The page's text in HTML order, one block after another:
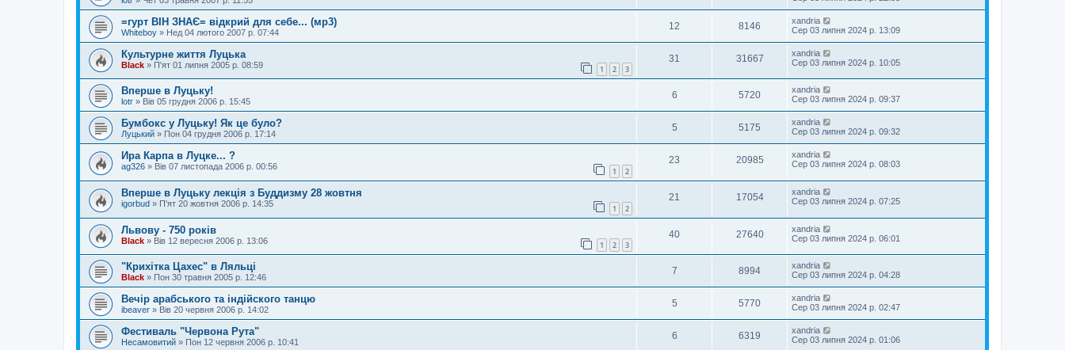
=гурт ВІН ЗНАЄ= відкрий для себе... (мр3)
Whiteboy » Нед 04 лютого 2007 р. 07:44
12 8146
xandria
Сер 03 липня 2024 р. 13:09
Культурне життя Луцька
Black » П'ят 01 липня 2005 р. 08:59 1 2 3
31 31667
xandria
Сер 03 липня 2024 р. 10:05
Вперше в Луцьку!
lotr » Вів 05 грудня 2006 р. 15:45
6 5720
xandria
Сер 03 липня 2024 р. 09:37
Бумбокс у Луцьку! Як це було?
Луцький » Пон 04 грудня 2006 р. 17:14
5 5175
xandria
Сер 03 липня 2024 р. 09:32
Ира Карпа в Луцке... ?
ag326 » Вів 07 листопада 2006 р. 00:56 1 2
23 20985
xandria
Сер 03 липня 2024 р. 08:03
Вперше в Луцьку лекція з Буддизму 28 жовтня
igorbud » П'ят 20 жовтня 2006 р. 14:35 1 2
21 17054
xandria
Сер 03 липня 2024 р. 07:25
Львову - 750 років
Black » Вів 12 вересня 2006 р. 13:06 1 2 3
40 27640
xandria
Сер 03 липня 2024 р. 06:01
"Крихітка Цахес" в Ляльці
Black » Пон 30 травня 2005 р. 12:46
7 8994
xandria
Сер 03 липня 2024 р. 04:28
Вечір арабського та індійского танцю
ibeaver » Вів 20 червня 2006 р. 14:02
5 5770
xandria
Сер 03 липня 2024 р. 02:47
Фестиваль "Червона Рута"
Несамовитий » Пон 12 червня 2006 р. 10:41
6 6319
xandria
Сер 03 липня 2024 р. 01:06